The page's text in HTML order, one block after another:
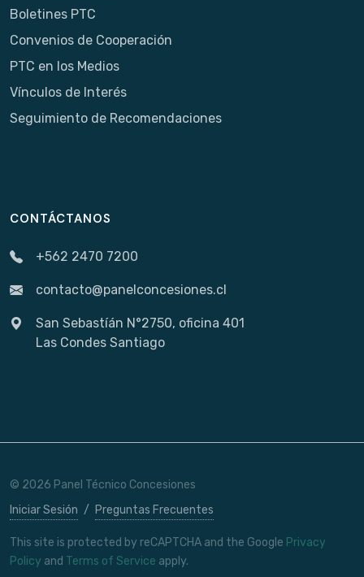
Boletines PTC
Convenios de Cooperación
PTC en los Medios
Vínculos de Interés
Seguimiento de Recomendaciones
CONTÁCTANOS
+562 2470 7200
contacto@panelconcesiones.cl
San Sebastíán N°2750, oficina 401
Las Condes Santiago
© 2026 Panel Técnico Concesiones
Iniciar Sesión / Preguntas Frecuentes
This site is protected by reCAPTCHA and the Google Privacy
Policy and Terms of Service apply.